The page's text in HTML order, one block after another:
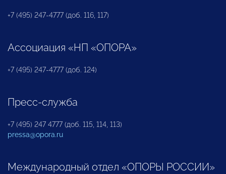
+7 (495) 247-4777 (доб. 116, 117)
Ассоциация «НП «ОПОРА»
+7 (495) 247-4777 (доб. 124)
Пресс-служба
+7 (495) 247 4777 (доб. 115, 114, 113)
pressa@opora.ru
Международный отдел «ОПОРЫ РОССИИ»